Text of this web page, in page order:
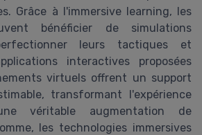
Grâce à l'immersive learning, les
bénéficier de simulations
leurs tactiques et
interactives proposées
virtuels offrent un support
transformant l'expérience
véritable augmentation de
les technologies immersives